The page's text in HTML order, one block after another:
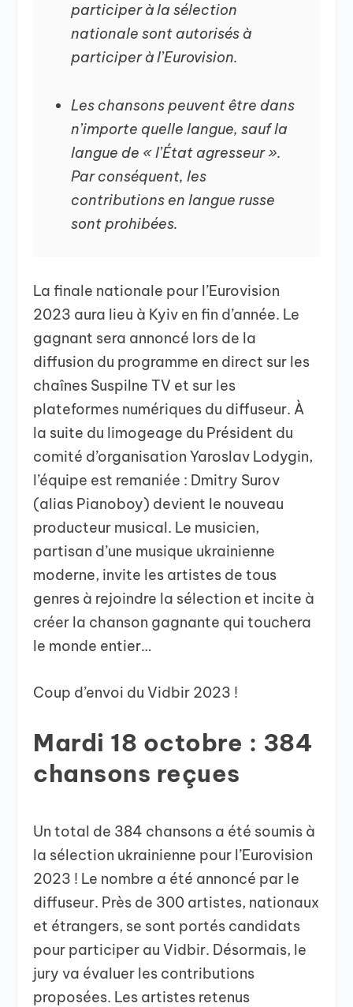
participer à la sélection
nationale sont autorisés à
participer à l’Eurovision.
Les chansons peuvent être dans
n’importe quelle langue, sauf la
langue de « l’État agresseur ».
Par conséquent, les
contributions en langue russe
sont prohibées.
La finale nationale pour l’Eurovision
2023 aura lieu à Kyiv en fin d’année. Le
gagnant sera annoncé lors de la
diffusion du programme en direct sur les
chaînes Suspilne TV et sur les
plateformes numériques du diffuseur. À
la suite du limogeage du Président du
comité d’organisation Yaroslav Lodygin,
l’équipe est remaniée : Dmitry Surov
(alias Pianoboy) devient le nouveau
producteur musical. Le musicien,
partisan d’une musique ukrainienne
moderne, invite les artistes de tous
genres à rejoindre la sélection et incite à
créer la chanson gagnante qui touchera
le monde entier…
Coup d’envoi du Vidbir 2023 !
Mardi 18 octobre : 384
chansons reçues
Un total de 384 chansons a été soumis à
la sélection ukrainienne pour l’Eurovision
2023 ! Le nombre a été annoncé par le
diffuseur. Près de 300 artistes, nationaux
et étrangers, se sont portés candidats
pour participer au Vidbir. Désormais, le
jury va évaluer les contributions
proposées. Les artistes retenus